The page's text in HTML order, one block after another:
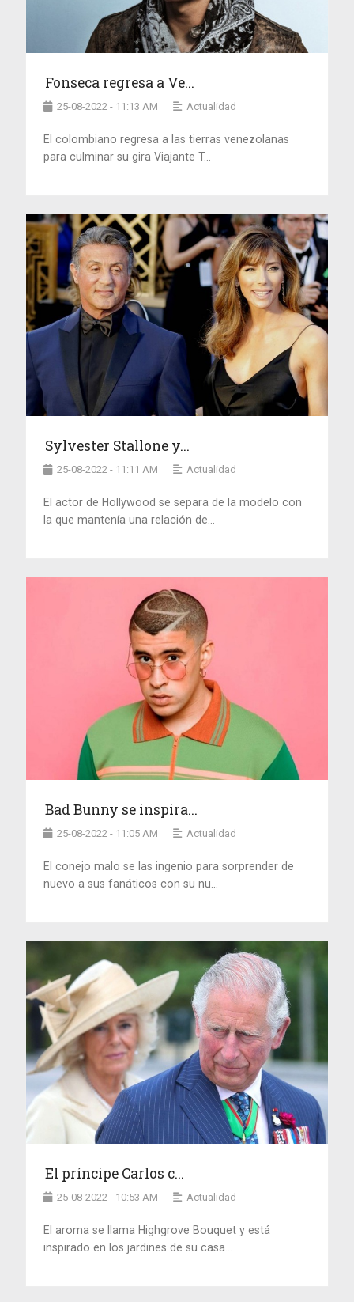
Fonseca regresa a Ve...
25-08-2022 - 11:13 AM Actualidad
El colombiano regresa a las tierras venezolanas
para culminar su gira Viajante T...
Sylvester Stallone y...
25-08-2022 - 11:11 AM Actualidad
El actor de Hollywood se separa de la modelo con
la que mantenía una relación de...
Bad Bunny se inspira...
25-08-2022 - 11:05 AM Actualidad
El conejo malo se las ingenio para sorprender de
nuevo a sus fanáticos con su nu...
El príncipe Carlos c...
25-08-2022 - 10:53 AM Actualidad
El aroma se llama Highgrove Bouquet y está
inspirado en los jardines de su casa...